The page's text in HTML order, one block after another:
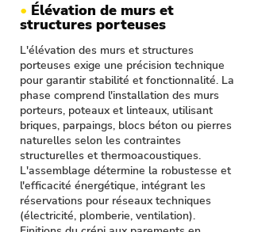
• Élévation de murs et
structures porteuses
L'élévation des murs et structures
porteuses exige une précision technique
pour garantir stabilité et fonctionnalité. La
phase comprend l'installation des murs
porteurs, poteaux et linteaux, utilisant
briques, parpaings, blocs béton ou pierres
naturelles selon les contraintes
structurelles et thermoacoustiques.
L'assemblage détermine la robustesse et
l'efficacité énergétique, intégrant les
réservations pour réseaux techniques
(électricité, plomberie, ventilation).